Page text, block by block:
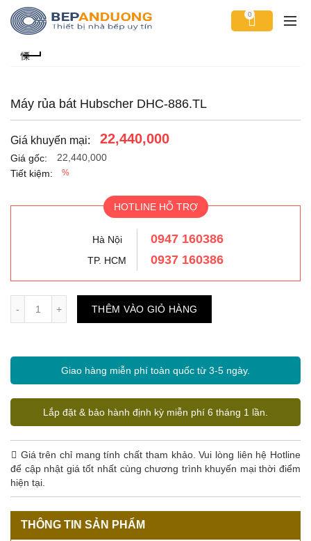
0
Máy rủa bát Hubscher DHC-886.TL
Giá khuyến mại: 22,440,000
Giá gốc:
22,440,000
Tiết kiệm:
%
HOTLINE HỖ TRỢ
Hà Nội 0947 160386
TP. HCM 0937 160386
THÊM VÀO GIỎ HÀNG
Giao hàng miễn phí toàn quốc từ 3-5 ngày.
Lắp đặt & bảo hành định kỳ miễn phí 6 tháng 1 lần.
Giá trên chỉ mang tính chất tham khảo. Vui lòng liên hệ Hotline
để cập nhật giá tốt nhất cùng chương trình khuyến mại thời điểm
hiện tại.
THÔNG TIN SẢN PHẨM